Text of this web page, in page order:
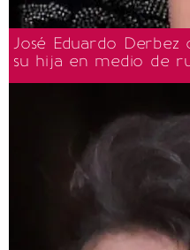
José Eduardo
su hija en medio de